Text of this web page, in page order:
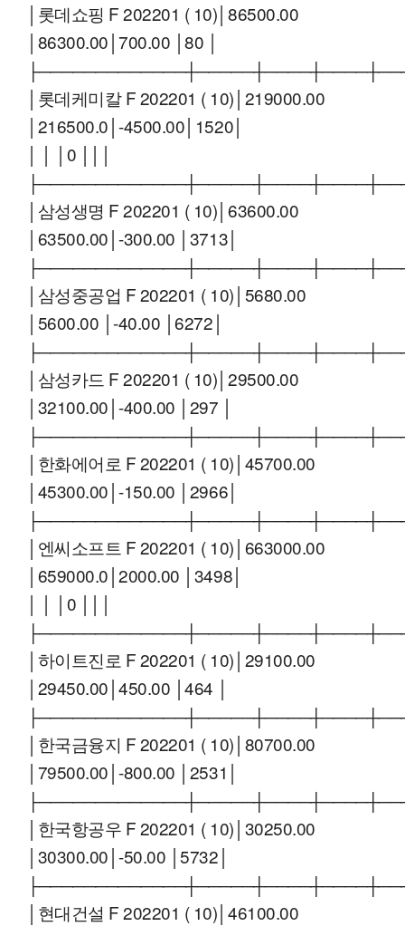
│롯데쇼핑 F 202201 ( 10)│86500.00
│86300.00│700.00 │80 │
│롯데케미칼 F 202201 ( 10)│219000.00
│216500.0│-4500.00│1520│
│ │ │0 │││
│삼성생명 F 202201 ( 10)│63600.00
│63500.00│-300.00 │3713│
│삼성중공업 F 202201 ( 10)│5680.00
│5600.00 │-40.00 │6272│
│삼성카드 F 202201 ( 10)│29500.00
│32100.00│-400.00 │297 │
│한화에어로 F 202201 ( 10)│45700.00
│45300.00│-150.00 │2966│
│엔씨소프트 F 202201 ( 10)│663000.00
│659000.0│2000.00 │3498│
│ │ │0 │││
│하이트진로 F 202201 ( 10)│29100.00
│29450.00│450.00 │464 │
│한국금융지 F 202201 ( 10)│80700.00
│79500.00│-800.00 │2531│
│한국항공우 F 202201 ( 10)│30250.00
│30300.00│-50.00 │5732│
│현대건설 F 202201 ( 10)│46100.00